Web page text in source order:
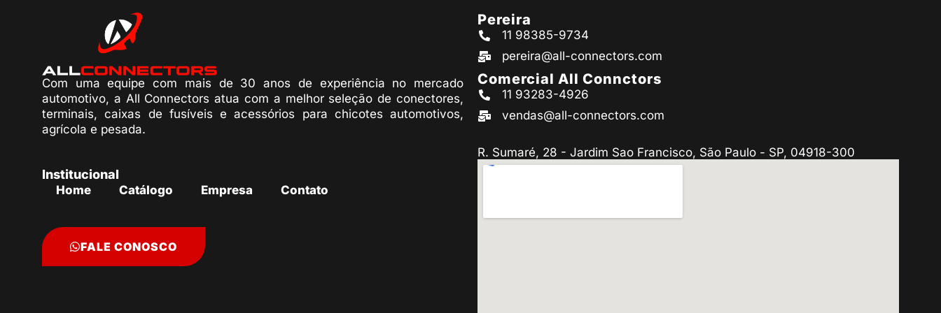
Com uma equipe com mais de 30 anos de experiência no mercado
automotivo, a All Connectors atua com a melhor seleção de conectores,
terminais, caixas de fusíveis e acessórios para chicotes automotivos,
agrícola e pesada.
Institucional
Home Catálogo Empresa Contato
FALE CONOSCO
Pereira
11 98385-9734
pereira@all-connectors.com
Comercial All Connctors
11 93283-4926
vendas@all-connectors.com
R. Sumaré, 28 - Jardim Sao Francisco, São Paulo - SP, 04918-300